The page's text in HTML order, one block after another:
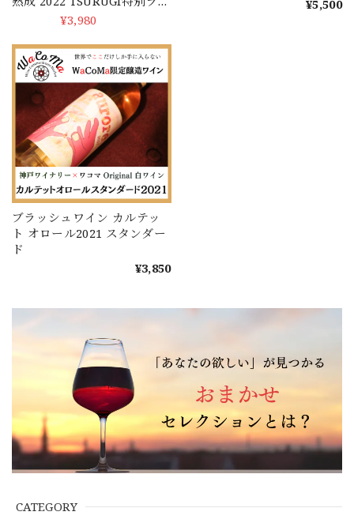
CATEGORY
ル ※ 1本あたり1000円を寄
¥3,980
¥5,500
ブラッシュワイン カルテッ
ト オロール2021 スタンダー
ド
¥3,850